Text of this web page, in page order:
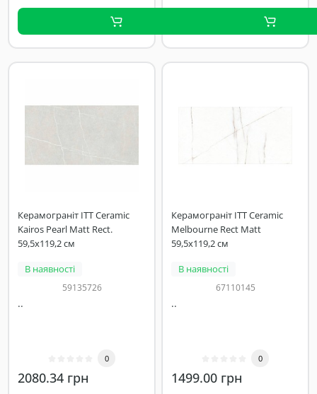
Керамограніт ITT Ceramic
Kairos Pearl Matt Rect.
59,5х119,2 см
В наявності
59135726
..
0
2080.34 грн
Керамограніт ITT Ceramic
Melbourne Rect Matt
59,5x119,2 см
В наявності
67110145
..
0
1499.00 грн